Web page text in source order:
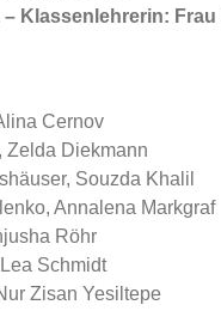
– Klassenlehrerin: Frau
Cernov
Zelda Diekmann
Souzda Khalil
Annalena Markgraf
Röhr
Schmidt
Zisan Yesiltepe